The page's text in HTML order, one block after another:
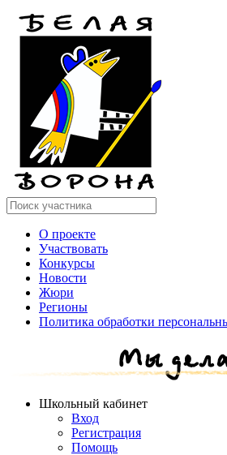
О проекте
Участвовать
Конкурсы
Новости
Жюри
Регионы
Политика обработки
Школьный кабинет
Вход
Регистрация
Помощь